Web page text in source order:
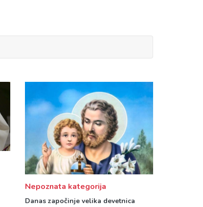
Nepoznata kategorija
Danas započinje velika devetnica